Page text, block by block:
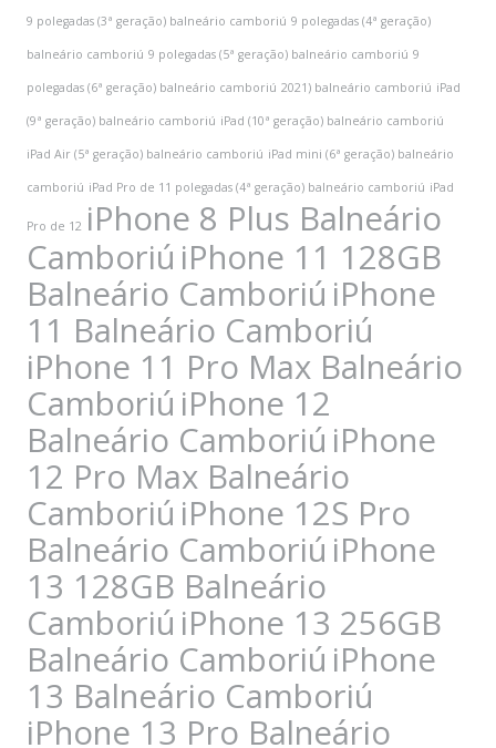
9 polegadas (3ª geração) balneário camboriú 9 polegadas (4ª geração)
balneário camboriú 9 polegadas (5ª geração) balneário camboriú 9
polegadas (6ª geração) balneário camboriú 2021) balneário camboriú iPad
(9ª geração) balneário camboriú iPad (10ª geração) balneário camboriú
iPad Air (5ª geração) balneário camboriú iPad mini (6ª geração) balneário
camboriú iPad Pro de 11 polegadas (4ª geração) balneário camboriú iPad
Pro de 12 iPhone 8 Plus Balneário
Camboriú iPhone 11 128GB
Balneário Camboriú iPhone
11 Balneário Camboriú
iPhone 11 Pro Max Balneário
Camboriú iPhone 12
Balneário Camboriú iPhone
12 Pro Max Balneário
Camboriú iPhone 12S Pro
Balneário Camboriú iPhone
13 128GB Balneário
Camboriú iPhone 13 256GB
Balneário Camboriú iPhone
13 Balneário Camboriú
iPhone 13 Pro Balneário